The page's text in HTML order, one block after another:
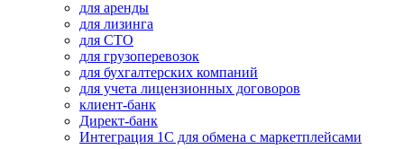
для аренды
для лизинга
для СТО
для грузоперевозок
для бухгалтерских компаний
для учета лицензионных договоров
клиент-банк
Директ-банк
Интеграция 1C для обмена с маркетплейсами